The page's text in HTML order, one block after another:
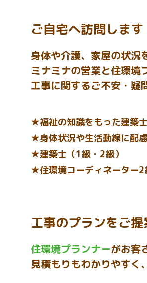
ご自宅へ訪問します
身体や介護、家屋の状況
ミナミナの営業と住環境
工事に関するご不安・疑
★福祉の知識をもった建築士
★身体状況や生活動線に配
★建築士（1級・2級）
★住環境コーディネーター2
工事のプランをご
住環境プランナーがお客
見積もりもわかりやすく